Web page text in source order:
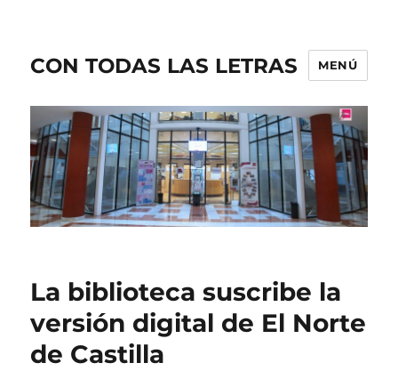
CON TODAS LAS LETRAS MENÚ
La biblioteca suscribe la
versión digital de El Norte
de Castilla